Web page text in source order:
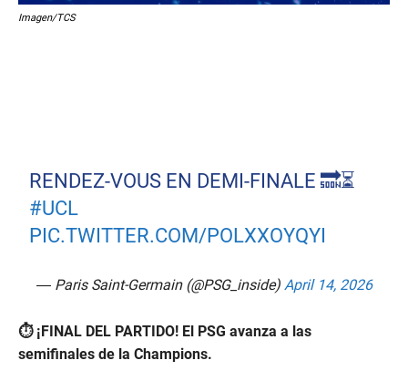
Imagen/TCS
RENDEZ-VOUS EN DEMI-FINALE 🔜⏳
#UCL
PIC.TWITTER.COM/POLXXOYQYI
— Paris Saint-Germain (@PSG_inside) April 14, 2026
⏱️ ¡FINAL DEL PARTIDO! El PSG avanza a las
semifinales de la Champions.